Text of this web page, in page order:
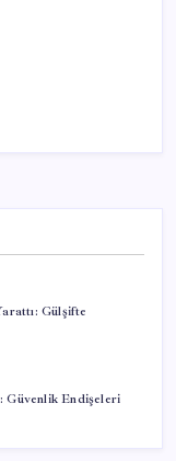
Gülşifte
Güvenlik Endişeleri